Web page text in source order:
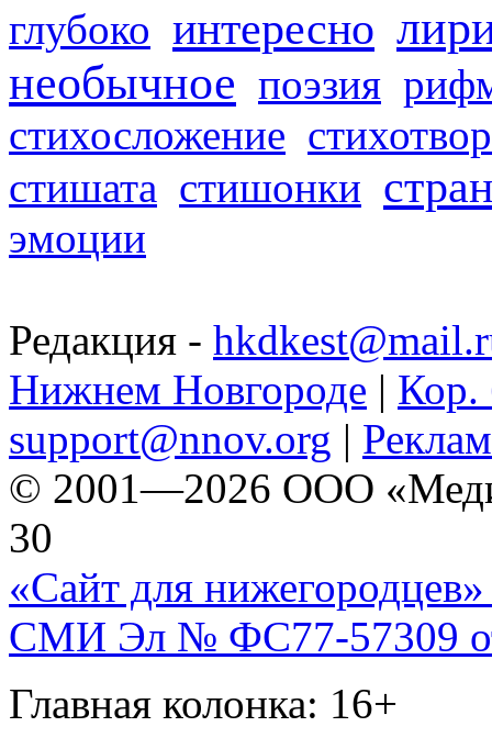
глубоко интересно
необычное поэзия
стихосложение
стишата стишонки
эмоции
Редакция -
Нижнем Новгороде | Кор.
support@nnov.org |
© 2001—2026 ООО
30
«Сайт для нижегородцев»
СМИ Эл № ФС77-57309
Главная колонка: 16+